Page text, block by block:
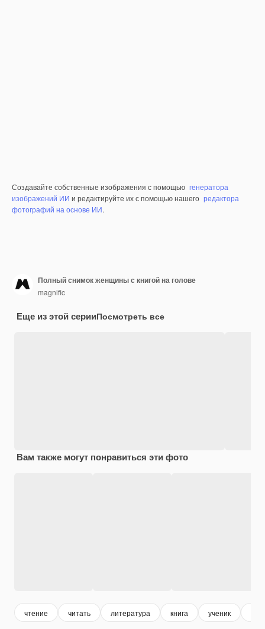
Создавайте собственные изображения с помощью генератора
изображений ИИ и редактируйте их с помощью нашего редактора
фотографий на основе ИИ.
Полный снимок женщины с книгой на голове
magnific
Еще из этой серииПосмотреть все
Вам также могут понравиться эти фото
чтение читать литература книга ученик